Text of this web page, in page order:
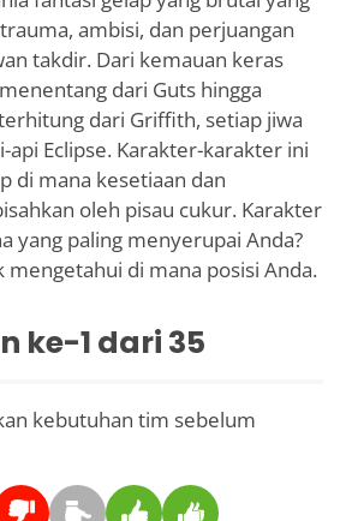
ambisi, dan perjuangan
takdir. Dari kemauan keras
dari Guts hingga
dari Griffith, setiap jiwa
api Eclipse. Karakter-karakter ini
di mana kesetiaan dan
oleh pisau cukur. Karakter
yang paling menyerupai Anda?
di mana posisi Anda.
ke-1 dari 35
kebutuhan tim sebelum